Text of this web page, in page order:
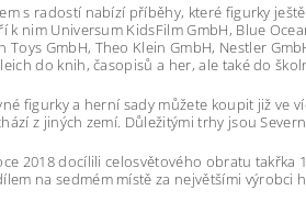
s radostí nabízí příběhy, které figurky
k nim Universum KidsFilm GmbH, Blue
Toys GmbH, Theo Klein GmbH, Nestler
do knih, časopisů a her, ale také do
figurky a herní sady můžete koupit již ve
z jiných zemí. Důležitými trhy jsou
2018 docílili celosvětového obratu takřka
na sedmém místě za největšími výrobci